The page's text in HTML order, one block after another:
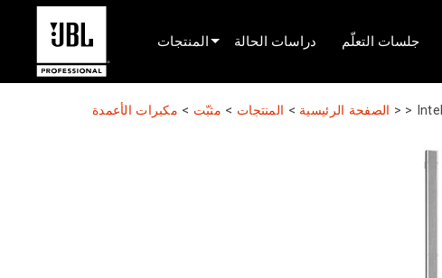
المنتجات
محدد المنتج
دراسات الحالة جلسات التعلّم
الصفحة الرئيسية > المنتجات > مثبّت > مكبرات الأعمدة > >